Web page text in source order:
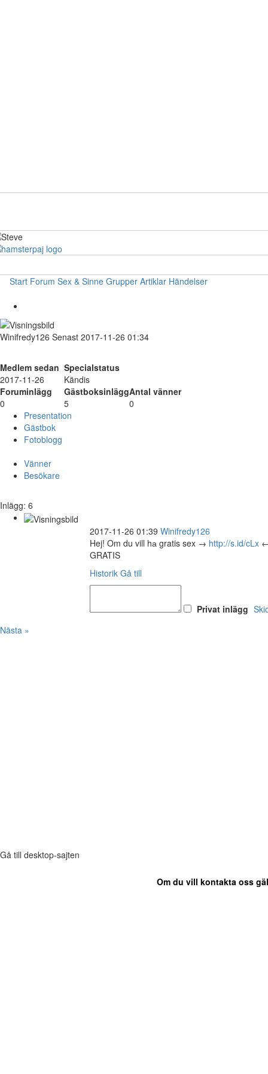
Start Forum Sex & Sinne Grupper Artiklar Händelser
Winifredy126 Senast 2017-11-26 01:34
Medlem sedan Specialstatus
2017-11-26
Kändis
Foruminlägg
GästboksinläggAntal vänner
0
5
0
Presentation
Gästbok
Fotoblogg
Vänner
Besökare
Inlägg: 6
2017-11-26 01:39 Winifredy126
Hej! Om du vill hа gratis sex → http://s.id/cLx
GRATIS
Historik Gå till
Privat inlägg
Nästa »
Gå till desktop-sajten
Om du vill kontakta oss